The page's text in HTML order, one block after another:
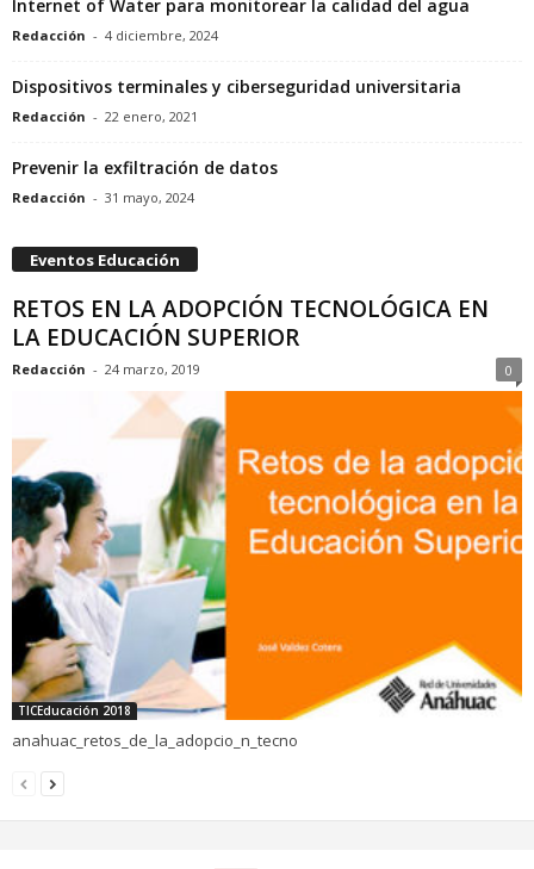
Internet of Water para monitorear la calidad del agua
Redacción - 4 diciembre, 2024
Dispositivos terminales y ciberseguridad universitaria
Redacción - 22 enero, 2021
Prevenir la exfiltración de datos
Redacción - 31 mayo, 2024
Eventos Educación
RETOS EN LA ADOPCIÓN TECNOLÓGICA EN
LA EDUCACIÓN SUPERIOR
Redacción - 24 marzo, 2019 0
TICEducación 2018
anahuac_retos_de_la_adopcio_n_tecno